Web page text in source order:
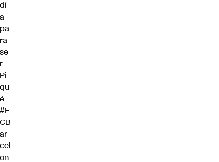
dí
a
pa
ra
se
r
Pi
qu
é.
#F
CB
ar
cel
on